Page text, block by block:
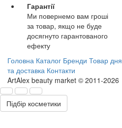
Гарантії
Ми повернемо вам гроші
за товар, якщо не буде
досягнуто гарантованого
ефекту
Головна Каталог Бренди Товар дня
та доставка Контакти
ArtAlex beauty market © 2011-2026
Підбір косметики